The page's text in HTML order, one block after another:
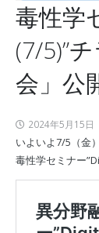
毒性学
(7/5)”
会」公
2024年5月15日
いよいよ7/5（金
毒性学セミナー